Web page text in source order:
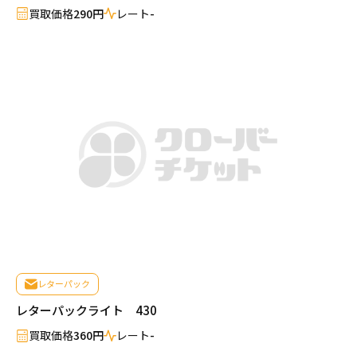
買取価格290円 レート-
レターパック
レターパックライト 430
買取価格360円 レート-